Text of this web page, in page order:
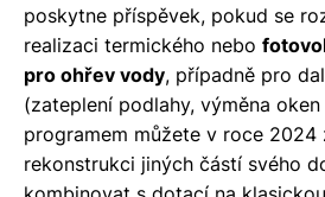
poskytne příspěvek, pokud se
realizaci termického nebo
pro ohřev vody, případně pro
(zateplení podlahy, výměna
programem můžete v roce 2024
rekonstrukci jiných částí svého